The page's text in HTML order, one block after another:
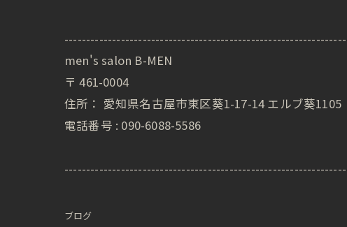
men's salon B-MEN
〒461-0004
住所： 愛知県名古屋市東区葵1-17-14 エルブ葵1105
電話番号 : 090-6088-5586
ブログ